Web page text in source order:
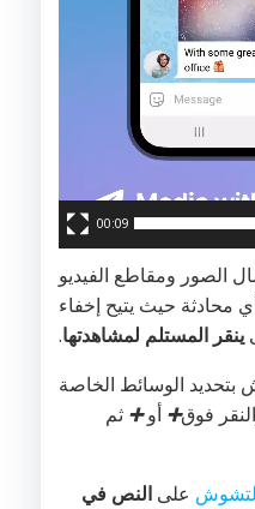
00:09
الصور ومقاطع الفيديو
محادثة حيث يتيح إخفاء
ينقر المستلم لمشاهدتها.
بتحديد الوسائط الخاصة
فوق➕ أو➕ ثم
على النص في